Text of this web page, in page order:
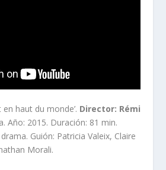
haut du monde’. Director: Rémi
Año: 2015. Duración: 81 min.
Guión: Patricia Valeix, Claire
Morali.